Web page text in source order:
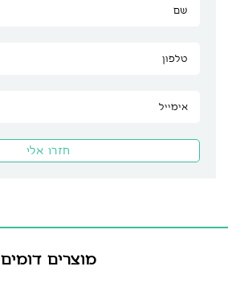
מוצרים דומים